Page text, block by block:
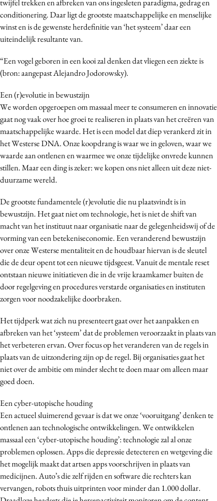
twijfel trekken en afbreken van ons ingesleten paradigma, gedrag en
conditionering. Daar ligt de grootste maatschappelijke en menselijke
winst en is de gewenste herdefinitie van ‘het systeem’ daar een
uiteindelijk resultante van.
“Een vogel geboren in een kooi zal denken dat vliegen een ziekte is
(bron: aangepast Alejandro Jodorowsky).
Een (r)evolutie in bewustzijn
We worden opgeroepen om massaal meer te consumeren en innovatie
gaat nog vaak over hoe groei te realiseren in plaats van het creëren van
maatschappelijke waarde. Het is een model dat diep verankerd zit in
het Westerse DNA. Onze koopdrang is waar we in geloven, waar we
waarde aan ontlenen en waarmee we onze tijdelijke onvrede kunnen
stillen. Maar een ding is zeker: we kopen ons niet alleen uit deze niet-
duurzame wereld.
De grootste fundamentele (r)evolutie die nu plaatsvindt is in
bewustzijn. Het gaat niet om technologie, het is niet de shift van
macht van het instituut naar organisatie naar de gelegenheidswij of de
vorming van een betekeniseconomie. Een veranderend bewustzijn
over onze Westerse mentaliteit en de houdbaar hiervan is de sleutel
die de deur opent tot een nieuwe tijdsgeest. Vanuit de mentale reset
ontstaan nieuwe initiatieven die in de vrije kraamkamer buiten de
door regelgeving en procedures verstarde organisaties en instituten
zorgen voor noodzakelijke doorbraken.
Het tijdperk wat zich nu presenteert gaat over het aanpakken en
afbreken van het ‘systeem’ dat de problemen veroorzaakt in plaats van
het verbeteren ervan. Over focus op het veranderen van de regels in
plaats van de uitzondering zijn op de regel. Bij organisaties gaat het
niet over de ambitie om minder slecht te doen maar om alleen maar
goed doen.
Een cyber-utopische houding
Een actueel sluimerend gevaar is dat we onze ‘vooruitgang’ denken te
ontlenen aan technologische ontwikkelingen. We ontwikkelen
massaal een ‘cyber-utopische houding’: technologie zal al onze
problemen oplossen. Apps die depressie detecteren en wetgeving die
het mogelijk maakt dat artsen apps voorschrijven in plaats van
medicijnen. Auto’s die zelf rijden en software die rechters kan
vervangen, robots thuis uitprinten voor minder dan 1.000 dollar.